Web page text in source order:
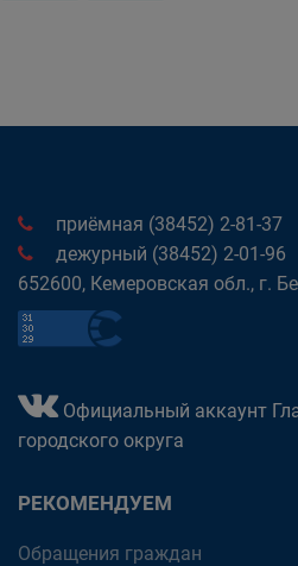
приёмная (38452) 2-81-37
дежурный (38452) 2-01-96
652600, Кемеровская обл., г.
Официальный аккаунт
городского округа
РЕКОМЕНДУЕМ
Обращения граждан